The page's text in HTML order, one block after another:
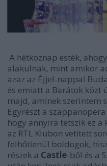
A hétköznap esték,
alakulnak, mint amikor
azaz az Éjjel-nappal
és emiatt a Barátok közt
majd, aminek szerintem
Egyrészt a
hogy annyira tetszik ez a
az RTL Klubon vetített
felhőtlenül boldogok,
részek a Castle-ből és a